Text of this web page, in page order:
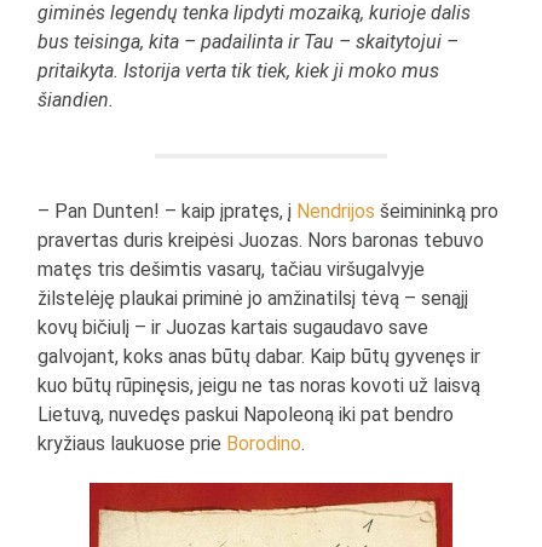
giminės legendų tenka lipdyti mozaiką, kurioje dalis
bus teisinga, kita – padailinta ir Tau – skaitytojui –
pritaikyta. Istorija verta tik tiek, kiek ji moko mus
šiandien.
– Pan Dunten! – kaip įpratęs, į Nendrijos šeimininką pro
pravertas duris kreipėsi Juozas. Nors baronas tebuvo
matęs tris dešimtis vasarų, tačiau viršugalvyje
žilstelėję plaukai priminė jo amžinatilsį tėvą – senąjį
kovų bičiulį – ir Juozas kartais sugaudavo save
galvojant, koks anas būtų dabar. Kaip būtų gyvenęs ir
kuo būtų rūpinęsis, jeigu ne tas noras kovoti už laisvą
Lietuvą, nuvedęs paskui Napoleoną iki pat bendro
kryžiaus laukuose prie Borodino.